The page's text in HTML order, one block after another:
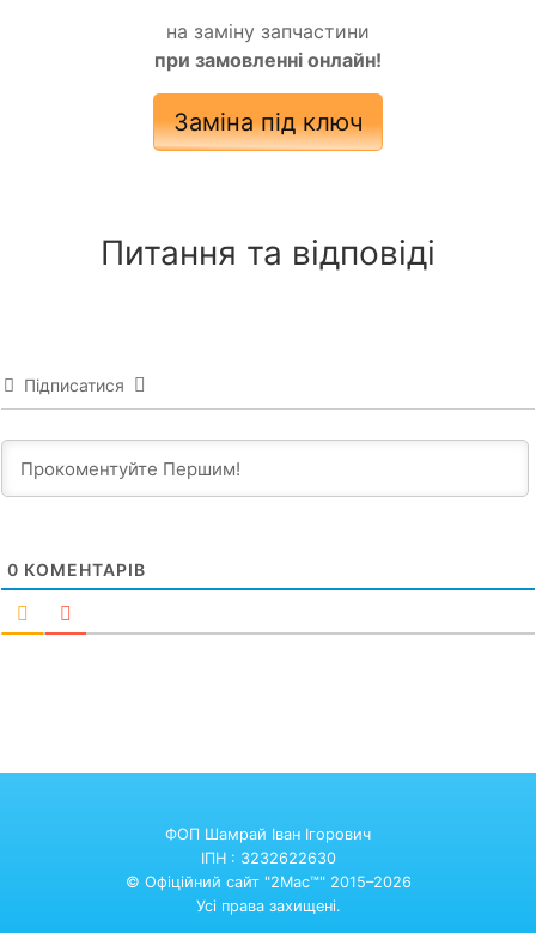
на заміну запчастини
при замовленні онлайн!
Заміна під ключ
Питання та відповіді
Підписатися
0 КОМЕНТАРІВ
ФОП Шамрай Іван Ігорович
ІПН : 3232622630
© Офіційний сайт "2Mac™" 2015–2026
Усі права захищені.